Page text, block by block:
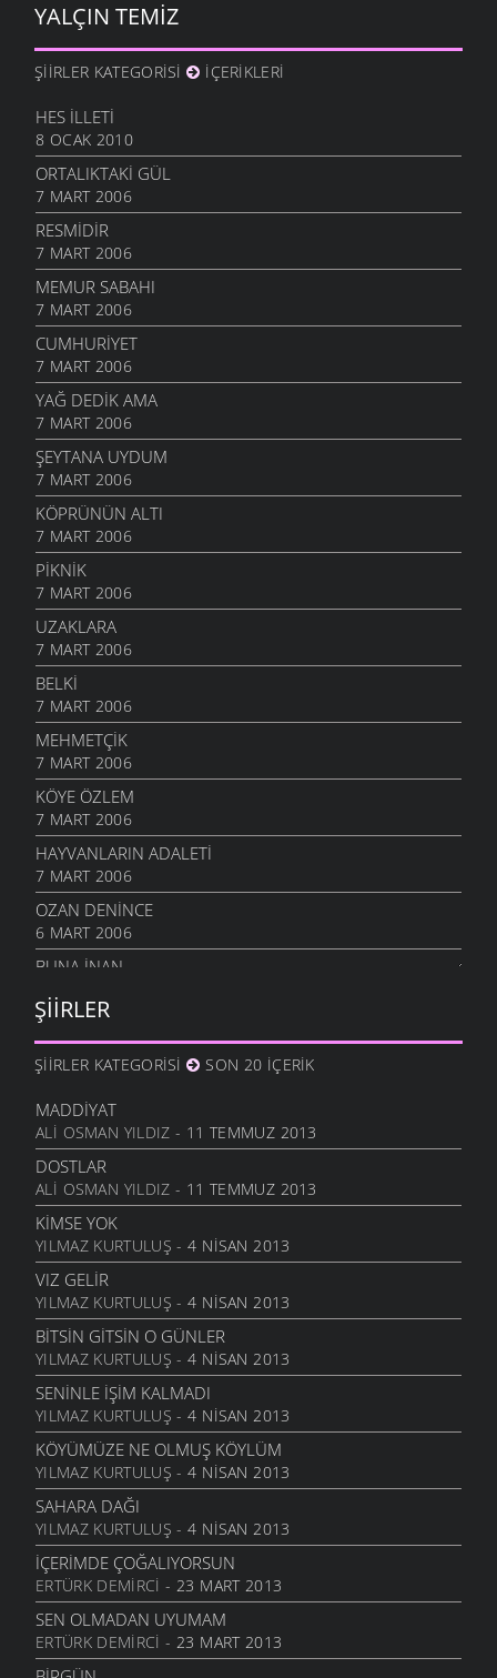
YALÇIN TEMIZ
ŞIIRLER KATEGORISI İÇERIKLERI
HES İLLETI
8 OCAK 2010
ORTALIKTAKI GÜL
7 MART 2006
RESMIDIR
7 MART 2006
MEMUR SABAHI
7 MART 2006
CUMHURIYET
7 MART 2006
YAĞ DEDIK AMA
7 MART 2006
ŞEYTANA UYDUM
7 MART 2006
KÖPRÜNÜN ALTI
7 MART 2006
PIKNIK
7 MART 2006
UZAKLARA
7 MART 2006
BELKI
7 MART 2006
MEHMETÇIK
7 MART 2006
KÖYE ÖZLEM
7 MART 2006
HAYVANLARIN ADALETI
7 MART 2006
OZAN DENINCE
6 MART 2006
BUNA İNAN
NASIL OLUR
6 MART 2006
İHTIYAR İNSAN
6 MART 2006
SEVGI ÜSTÜNE
6 MART 2006
ANLATAMADIK
6 MART 2006
GEL
6 MART 2006
ANNE
6 MART 2006
NATAŞA
6 MART 2006
ACABA
6 MART 2006
DOLUDUR
6 MART 2006
DAHASI VAR
6 MART 2006
ÖĞRETMENI GÖR
6 MART 2006
ÇORUH
6 MART 2006
ŞIIRLER
ŞIIRLER KATEGORISI SON 20 İÇERIK
MADDIYAT
ALI OSMAN YILDIZ - 11 TEMMUZ 2013
DOSTLAR
ALI OSMAN YILDIZ - 11 TEMMUZ 2013
KIMSE YOK
YILMAZ KURTULUŞ - 4 NISAN 2013
VIZ GELIR
YILMAZ KURTULUŞ - 4 NISAN 2013
BITSIN GITSIN O GÜNLER
YILMAZ KURTULUŞ - 4 NISAN 2013
SENINLE İŞIM KALMADI
YILMAZ KURTULUŞ - 4 NISAN 2013
KÖYÜMÜZE NE OLMUŞ KÖYLÜM
YILMAZ KURTULUŞ - 4 NISAN 2013
SAHARA DAĞI
YILMAZ KURTULUŞ - 4 NISAN 2013
İÇERIMDE ÇOĞALIYORSUN
ERTÜRK DEMIRCI - 23 MART 2013
SEN OLMADAN UYUMAM
ERTÜRK DEMIRCI - 23 MART 2013